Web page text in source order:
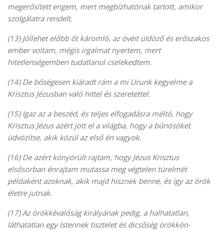
megerősített engem, mert megbízhatónak tartott, amikor
szolgálatra rendelt.
(13) Jóllehet előbb őt káromló, az övéit üldöző és erőszakos
ember voltam, mégis irgalmat nyertem, mert
hitetlenségemben tudatlanul cselekedtem.
(14) De bőségesen kiáradt rám a mi Urunk kegyelme a
Krisztus Jézusban való hittel és szeretettel.
(15) Igaz az a beszéd, és teljes elfogadásra méltó, hogy
Krisztus Jézus azért jött el a világba, hogy a bűnösöket
üdvözítse, akik közül az első én vagyok.
(16) De azért könyörült rajtam, hogy Jézus Krisztus
elsősorban énrajtam mutassa meg végtelen türelmét
példaként azoknak, akik majd hisznek benne, és így az örök
életre jutnak.
(17) Az örökkévalóság királyának pedig, a halhatatlan,
láthatatlan egy Istennek tisztelet és dicsőség örökkön-